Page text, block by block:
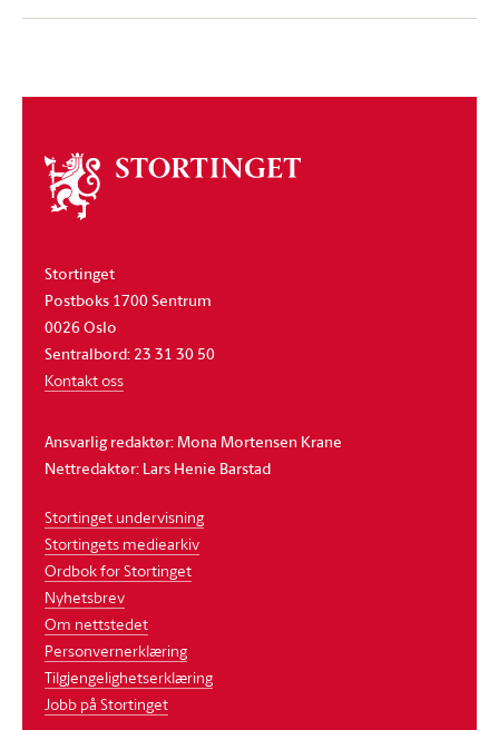
Om
stortinget
Stortinget
Postboks 1700 Sentrum
0026 Oslo
Sentralbord: 23 31 30 50
Kontakt oss
Ansvarlig redaktør: Mona Mortensen Krane
Nettredaktør: Lars Henie Barstad
Stortinget undervisning
Stortingets mediearkiv
Ordbok for Stortinget
Nyhetsbrev
Om nettstedet
Personvernerklæring
Tilgjengelighetserklæring
Jobb på Stortinget